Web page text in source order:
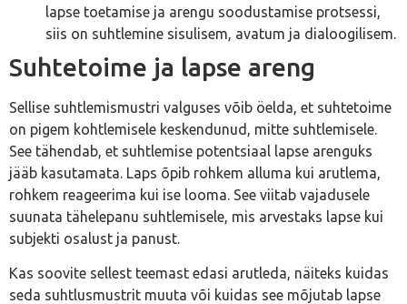
lapse toetamise ja arengu soodustamise protsessi,
siis on suhtlemine sisulisem, avatum ja dialoogilisem.
Suhtetoime ja lapse areng
Sellise suhtlemismustri valguses võib öelda, et suhtetoime
on pigem kohtlemisele keskendunud, mitte suhtlemisele.
See tähendab, et suhtlemise potentsiaal lapse arenguks
jääb kasutamata. Laps õpib rohkem alluma kui arutlema,
rohkem reageerima kui ise looma. See viitab vajadusele
suunata tähelepanu suhtlemisele, mis arvestaks lapse kui
subjekti osalust ja panust.
Kas soovite sellest teemast edasi arutleda, näiteks kuidas
seda suhtlusmustrit muuta või kuidas see mõjutab lapse